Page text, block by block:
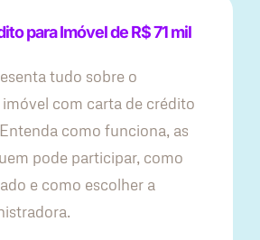
para Imóvel de R$ 71 mil
tudo sobre o
com carta de crédito
como funciona, as
pode participar, como
e como escolher a